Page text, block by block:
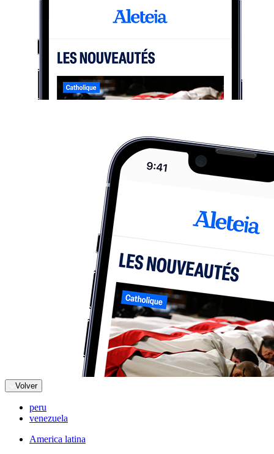
Volver
peru
venezuela
America latina